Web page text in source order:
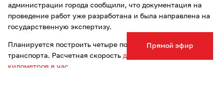
Прямой эфир
администрации города сообщили, что документация на
проведение работ уже разработана и была направлена на
государственную экспертизу.
Планируется построить четыре полосы для движения
транспорта. Расчетная скорость движения составит 80
километров в час.